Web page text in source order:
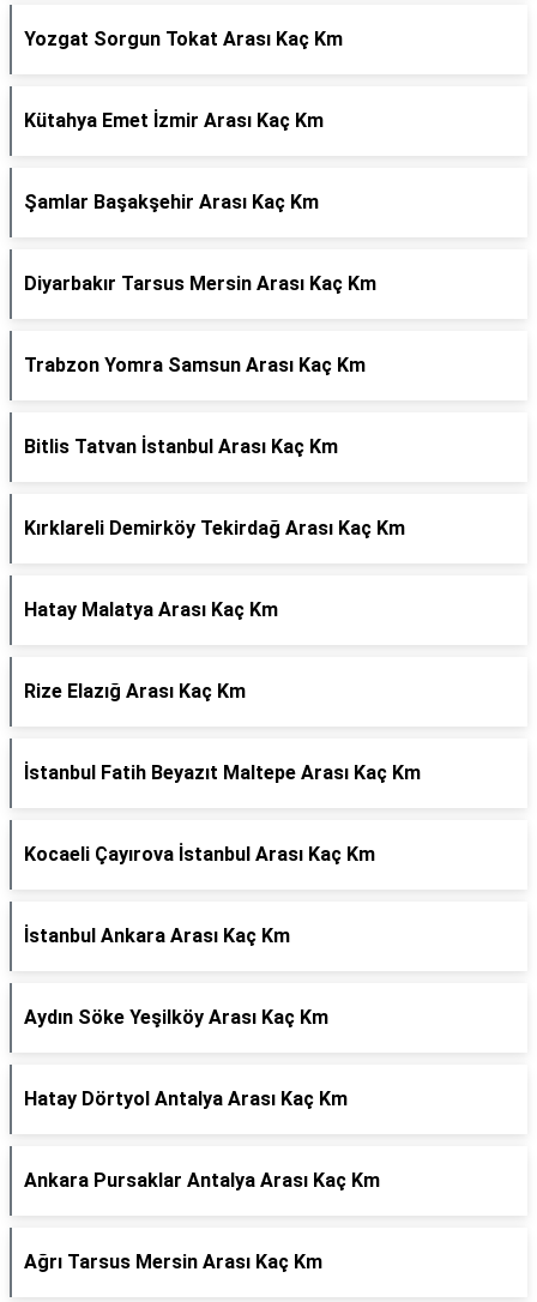
Yozgat Sorgun Tokat Arası Kaç Km
Kütahya Emet İzmir Arası Kaç Km
Şamlar Başakşehir Arası Kaç Km
Diyarbakır Tarsus Mersin Arası Kaç Km
Trabzon Yomra Samsun Arası Kaç Km
Bitlis Tatvan İstanbul Arası Kaç Km
Kırklareli Demirköy Tekirdağ Arası Kaç Km
Hatay Malatya Arası Kaç Km
Rize Elazığ Arası Kaç Km
İstanbul Fatih Beyazıt Maltepe Arası Kaç Km
Kocaeli Çayırova İstanbul Arası Kaç Km
İstanbul Ankara Arası Kaç Km
Aydın Söke Yeşilköy Arası Kaç Km
Hatay Dörtyol Antalya Arası Kaç Km
Ankara Pursaklar Antalya Arası Kaç Km
Ağrı Tarsus Mersin Arası Kaç Km